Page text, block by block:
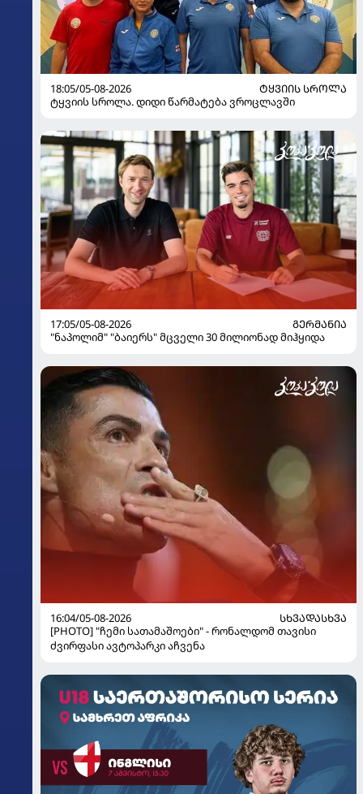
18:05/05-08-2026
ᲢᲧᲕᲘᲘᲡ ᲡᲠᲝᲚᲐ
ტყვიის სროლა. დიდი წარმატება ვროცლავში
17:05/05-08-2026
ᲒᲔᲠᲛᲐᲜᲘᲐ
"ნაპოლიმ" "ბაიერს" მცველი 30 მილიონად მიჰყიდა
16:04/05-08-2026
ᲡᲮᲕᲐᲓᲐᲡᲮᲕᲐ
[PHOTO] "ჩემი სათამაშოები" - რონალდომ თავისი
ძვირფასი ავტოპარკი აჩვენა